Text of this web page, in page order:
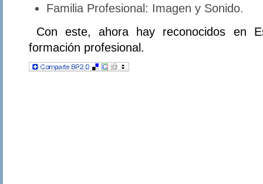
Familia Profesional: Imagen y Sonido.
Con este, ahora hay reconocidos en
formación profesional.